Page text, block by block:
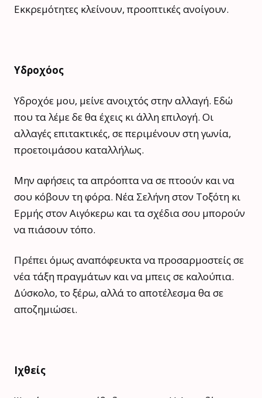
Εκκρεμότητες κλείνουν, προοπτικές ανοίγουν.
Υδροχόος
Υδροχόε μου, μείνε ανοιχτός στην αλλαγή. Εδώ
που τα λέμε δε θα έχεις κι άλλη επιλογή. Οι
αλλαγές επιτακτικές, σε περιμένουν στη γωνία,
προετοιμάσου καταλλήλως.
Μην αφήσεις τα απρόοπτα να σε πτοούν και να
σου κόβουν τη φόρα. Νέα Σελήνη στον Τοξότη κι
Ερμής στον Αιγόκερω και τα σχέδια σου μπορούν
να πιάσουν τόπο.
Πρέπει όμως αναπόφευκτα να προσαρμοστείς σε
νέα τάξη πραγμάτων και να μπεις σε καλούπια.
Δύσκολο, το ξέρω, αλλά το αποτέλεσμα θα σε
αποζημιώσει.
Ιχθείς